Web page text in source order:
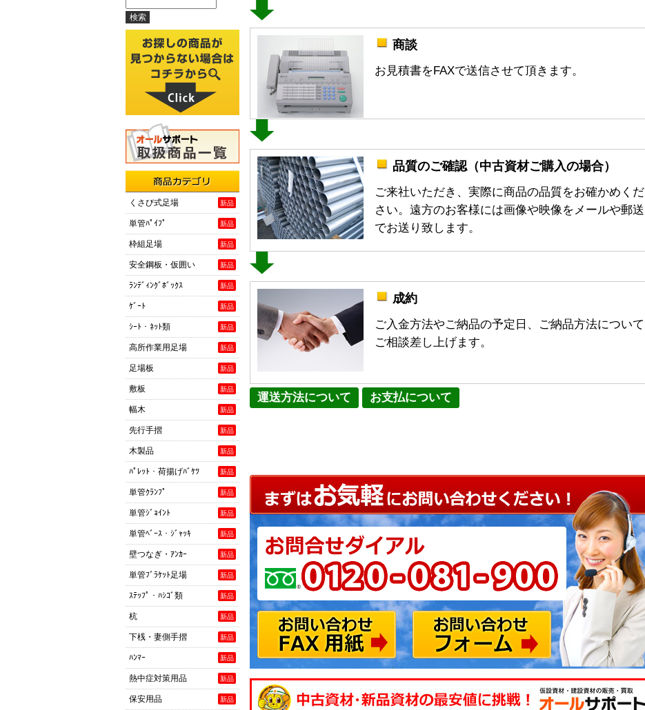
商談
お見積書をFAXで送信させて頂きます。
品質のご確認（中古資材ご購入の場合）
ご来社いただき、実際に商品の品質をお確かめくだ
さい。遠方のお客様には画像や映像をメールや郵送
でお送り致します。
成約
ご入金方法やご納品の予定日、ご納品方法について
ご相談差し上げます。
運送方法について お支払について
商品カテゴリ 新品
くさび式足場
新品
単管ﾊﾟｲﾌﾟ
新品
枠組足場
新品
安全鋼板・仮囲い
新品
ﾗﾝﾃﾞｨﾝｸﾞﾎﾞｯｸｽ
新品
ｹﾞｰﾄ
新品
ｼｰﾄ・ﾈｯﾄ類
新品
高所作業用足場
新品
足場板
新品
敷板
新品
幅木
新品
先行手摺
新品
木製品
新品
ﾊﾟﾚｯﾄ・荷揚げﾊﾞｹﾂ
新品
単管ｸﾗﾝﾌﾟ
新品
単管ｼﾞｮｲﾝﾄ
新品
単管ﾍﾞｰｽ・ｼﾞｬｯｷ
新品
壁つなぎ・ｱﾝｶｰ
新品
単管ﾌﾞﾗｹｯﾄ足場
新品
ｽﾃｯﾌﾟ・ﾊｼｺﾞ類
新品
杭
新品
下桟・妻側手摺
新品
ﾊﾝﾏｰ
新品
熱中症対策用品
新品
保安用品